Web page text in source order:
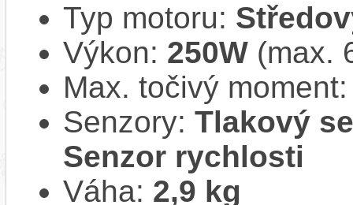
Typ motoru:
Výkon: 250W (max.
Max. točivý
Senzory: Tlakový
Senzor rychlosti
Váha: 2,9 kg